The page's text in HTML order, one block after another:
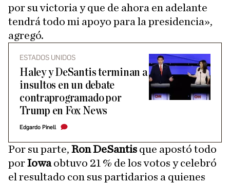
por su victoria y que de ahora en adelante
tendrá todo mi apoyo para la presidencia»,
agregó.
ESTADOS UNIDOS
Haley y DeSantis terminan a
insultos en un debate
contraprogramado por
Trump en Fox News
Edgardo Pinell
Por su parte, Ron DeSantis que apostó todo
porIowaobtuvo 21 % de los votos y celebró
el resultado con sus partidarios a quienes